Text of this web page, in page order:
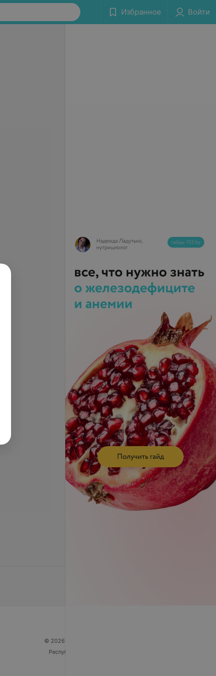
Избранное Войти
© 2026 ООО «Артокс Лаб», УНП 191700409
Республика Беларусь, г. Минск, улица Толбухина, 2,